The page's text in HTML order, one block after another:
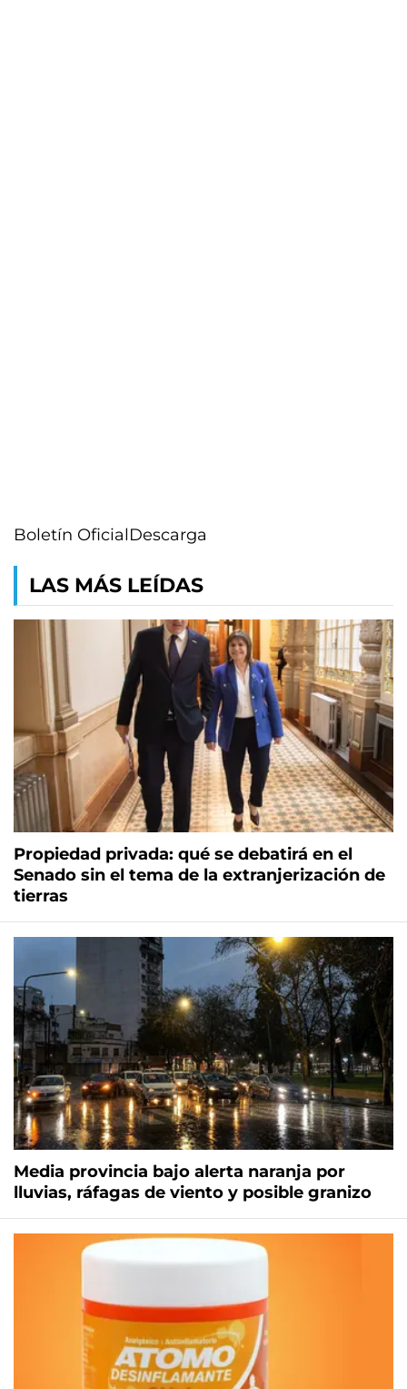
Boletín OficialDescarga
LAS MÁS LEÍDAS
Propiedad privada: qué se debatirá en el
Senado sin el tema de la extranjerización de
tierras
Media provincia bajo alerta naranja por
lluvias, ráfagas de viento y posible granizo